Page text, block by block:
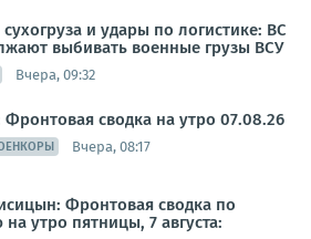
и удары по логистике: ВС
выбивать военные грузы ВСУ
Вчера, 09:32
Фронтовая сводка на утро 07.08.26
Вчера, 08:17
Фронтовая сводка по
утро пятницы, 7 августа: